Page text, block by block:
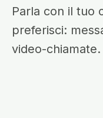
Parla con il tuo
preferisci:
video-chiamate.